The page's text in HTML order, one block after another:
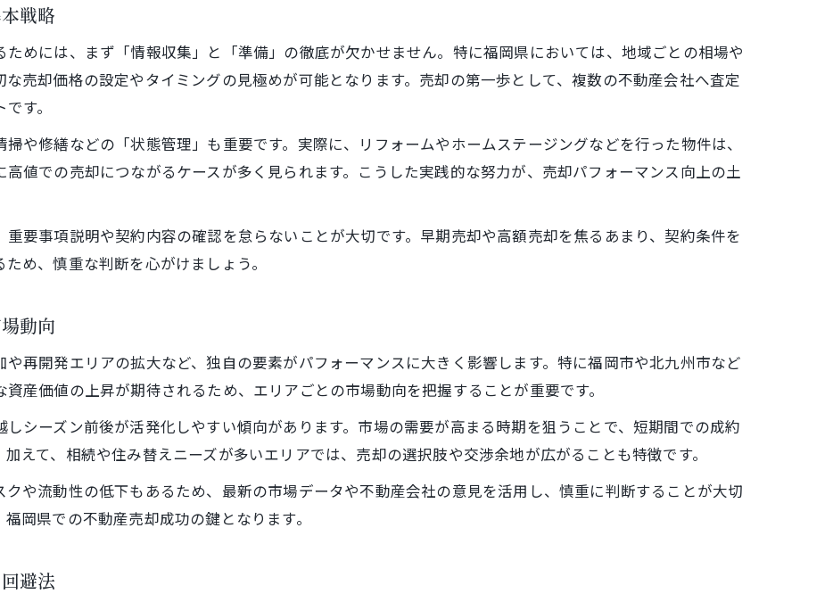
不動産買取業者ランキングの活用方法
不動産買取と仲介のメリット・デメリット整理
不動産売却で高値を狙う実践的ポイント紹介
不動産売却査定を正しく活用する方法
売却タイミングを見極めるための市場分析
福岡県ならではの売却交渉術と注意点
不動産売却に影響する再開発や人口変動とは
不動産業界の三大タブーを避ける判断基準
今後の市場予測と不動産売却戦略の立て方
査定や買取依頼時に注意すべき最新傾向
リスクを減らす不動産売却の注意点を解説
不動産売却リスク軽減のための基本対策
戦略
めには、まず「情報収集」と「準備」の徹底が欠かせません。特に福岡県においては、地域ごとの相場や
売却価格の設定やタイミングの見極めが可能となります。売却の第一歩として、複数の不動産会社へ査定
す。
や修繕などの「状態管理」も重要です。実際に、リフォームやホームステージングなどを行った物件は、
値での売却につながるケースが多く見られます。こうした実践的な努力が、売却パフォーマンス向上の土
要事項説明や契約内容の確認を怠らないことが大切です。早期売却や高額売却を焦るあまり、契約条件を
め、慎重な判断を心がけましょう。
動向
再開発エリアの拡大など、独自の要素がパフォーマンスに大きく影響します。特に福岡市や北九州市など
産価値の上昇が期待されるため、エリアごとの市場動向を把握することが重要です。
シーズン前後が活発化しやすい傾向があります。市場の需要が高まる時期を狙うことで、短期間での成約
えて、相続や住み替えニーズが多いエリアでは、売却の選択肢や交渉余地が広がることも特徴です。
や流動性の低下もあるため、最新の市場データや不動産会社の意見を活用し、慎重に判断することが大切
岡県での不動産売却成功の鍵となります。
避法